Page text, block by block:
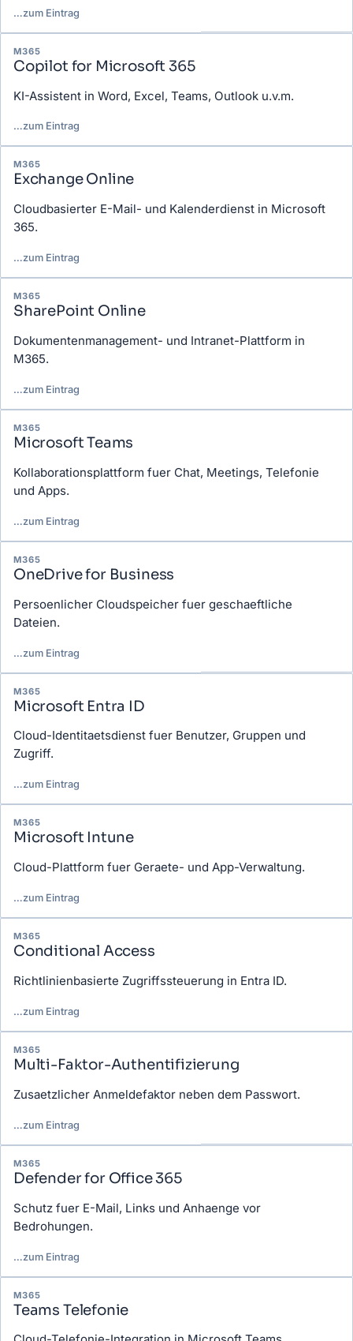
…zum Eintrag
M365
Copilot for Microsoft 365
KI-Assistent in Word, Excel, Teams, Outlook u.v.m.
…zum Eintrag
M365
Exchange Online
Cloudbasierter E-Mail- und Kalenderdienst in Microsoft
365.
…zum Eintrag
M365
SharePoint Online
Dokumentenmanagement- und Intranet-Plattform in
M365.
…zum Eintrag
M365
Microsoft Teams
Kollaborationsplattform fuer Chat, Meetings, Telefonie
und Apps.
…zum Eintrag
M365
OneDrive for Business
Persoenlicher Cloudspeicher fuer geschaeftliche
Dateien.
…zum Eintrag
M365
Microsoft Entra ID
Cloud-Identitaetsdienst fuer Benutzer, Gruppen und
Zugriff.
…zum Eintrag
M365
Microsoft Intune
Cloud-Plattform fuer Geraete- und App-Verwaltung.
…zum Eintrag
M365
Conditional Access
Richtlinienbasierte Zugriffssteuerung in Entra ID.
…zum Eintrag
M365
Multi-Faktor-Authentifizierung
Zusaetzlicher Anmeldefaktor neben dem Passwort.
…zum Eintrag
M365
Defender for Office 365
Schutz fuer E-Mail, Links und Anhaenge vor
Bedrohungen.
…zum Eintrag
M365
Teams Telefonie